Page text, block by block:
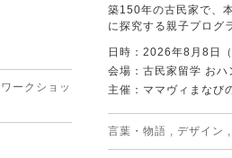
ワークショッ
築150年の古民家で、
に探究する親子プログ
日時：2026年8月8日
会場：古民家留学 おハ
主催：ママヴィまなび
言葉・物語 デザイン